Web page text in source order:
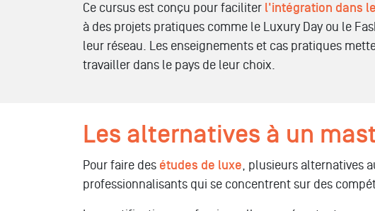
Ce cursus est conçu pour faciliter l'intégration dans
à des projets pratiques comme le Luxury Day ou le
leur réseau. Les enseignements et cas pratiques
travailler dans le pays de leur choix.
Les alternatives à un
Pour faire des études de luxe, plusieurs alternatives
professionnalisants qui se concentrent sur des